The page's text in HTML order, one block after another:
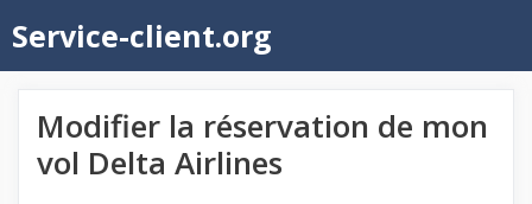
au
contenu
Service-client.org
Modifier la réservation de mon
vol Delta Airlines